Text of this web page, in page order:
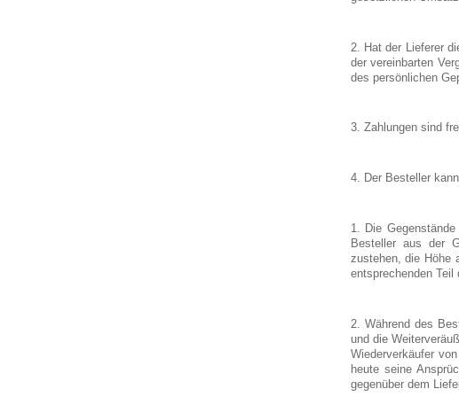
2. Hat der Lieferer
der vereinbarten
des persönlichen
3. Zahlungen sind
4. Der Besteller
1. Die
Besteller aus der
zustehen, die Höhe
entsprechenden Teil
2. Während des
und die
Wiederverkäufer
heute seine
gegenüber dem